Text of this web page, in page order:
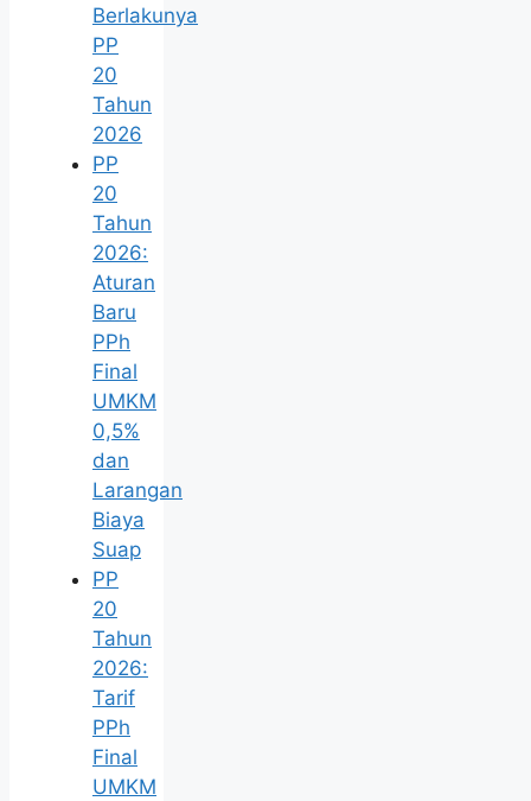
Berlakunya
PP
20
Tahun
2026
PP
20
Tahun
2026:
Aturan
Baru
PPh
Final
UMKM
0,5%
dan
Larangan
Biaya
Suap
PP
20
Tahun
2026:
Tarif
PPh
Final
UMKM